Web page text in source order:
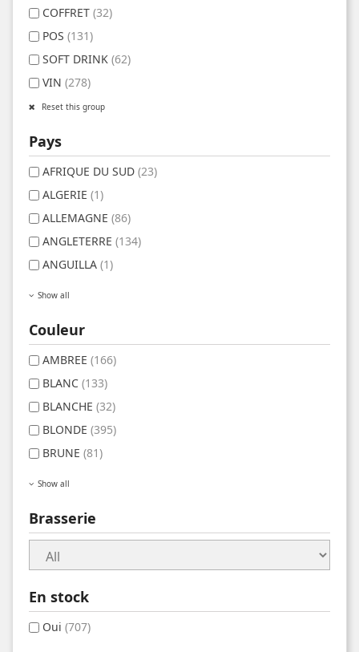
COFFRET (32)
POS (131)
SOFT DRINK (62)
VIN (278)
Reset this group
Pays
AFRIQUE DU SUD (23)
ALGERIE (1)
ALLEMAGNE (86)
ANGLETERRE (134)
ANGUILLA (1)
Show all
Couleur
AMBREE (166)
BLANC (133)
BLANCHE (32)
BLONDE (395)
BRUNE (81)
Show all
Brasserie
En stock
Oui (707)